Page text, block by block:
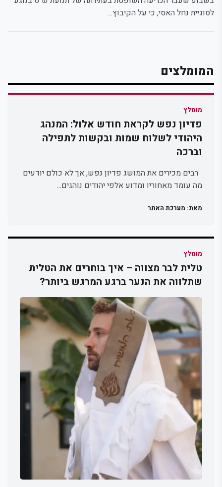
לסוגיית נחל האסי, כי על הקיבוץ...
המומלצים
מומלץ
פדיון נפש לקראת חודש אלול: המנהג
היהודי לשלוח שמות ובקשות לתפילה
וברכה
רבים מכירים את המושג פדיון נפש, אך לא כולם יודעים
מה עומד מאחוריו ומדוע אלפי יהודים נוהגים...
מאת: מערכת האתר
מומלץ
טלית לבר מצווה – איך בוחרים את הטלית
שתלווה את הנער ברגע המרגש ביותר?